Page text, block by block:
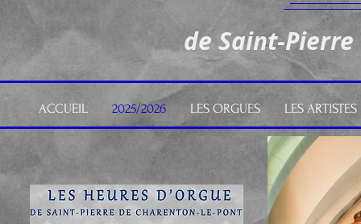
de Saint-
ACCUEIL 2025/2026 LES ORGUES LES ARTISTES